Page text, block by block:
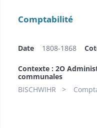
Comptabilité
Date 1808-1868
Contexte : 2O
communales
BISCHWIHR